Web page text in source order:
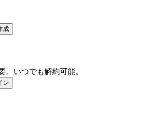
成
。いつでも解約可能。
ン